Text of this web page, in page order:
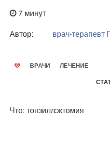
7 минут
Автор:
врач-терапевт
ВРАЧИ ЛЕЧЕНИЕ
Что: тонзиллэктомия